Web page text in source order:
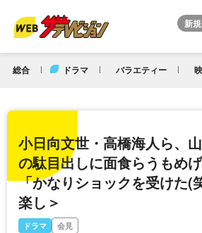
総合 ドラマ バラエティー
小日向文世・高橋海人ら、
の駄目出しに面食らうもめ
「かなりショックを受けた(
楽し＞
ドラマ 会見